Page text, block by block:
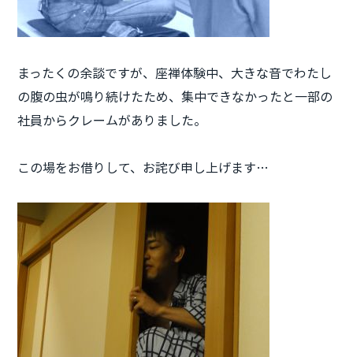
まったくの余談ですが、座禅体験中、大きな音でわたし
の腹の虫が鳴り続けたため、集中できなかったと一部の
社員からクレームがありました。
この場をお借りして、お詫び申し上げます…